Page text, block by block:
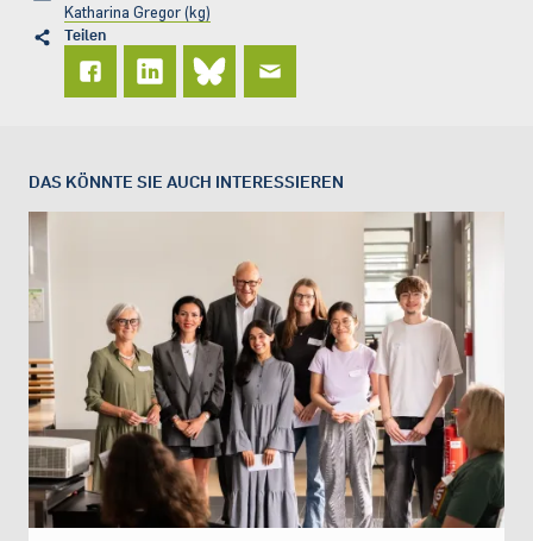
Katharina Gregor (kg)
Teilen
DAS KÖNNTE SIE AUCH INTERESSIEREN